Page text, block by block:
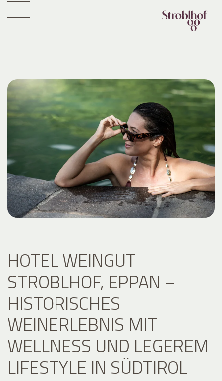
HOTEL WEINGUT
STROBLHOF, EPPAN –
HISTORISCHES
WEINERLEBNIS MIT
WELLNESS UND LEGEREM
LIFESTYLE IN SÜDTIROL